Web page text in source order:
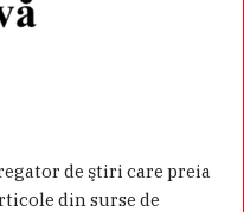
de ştiri care preia
din surse de